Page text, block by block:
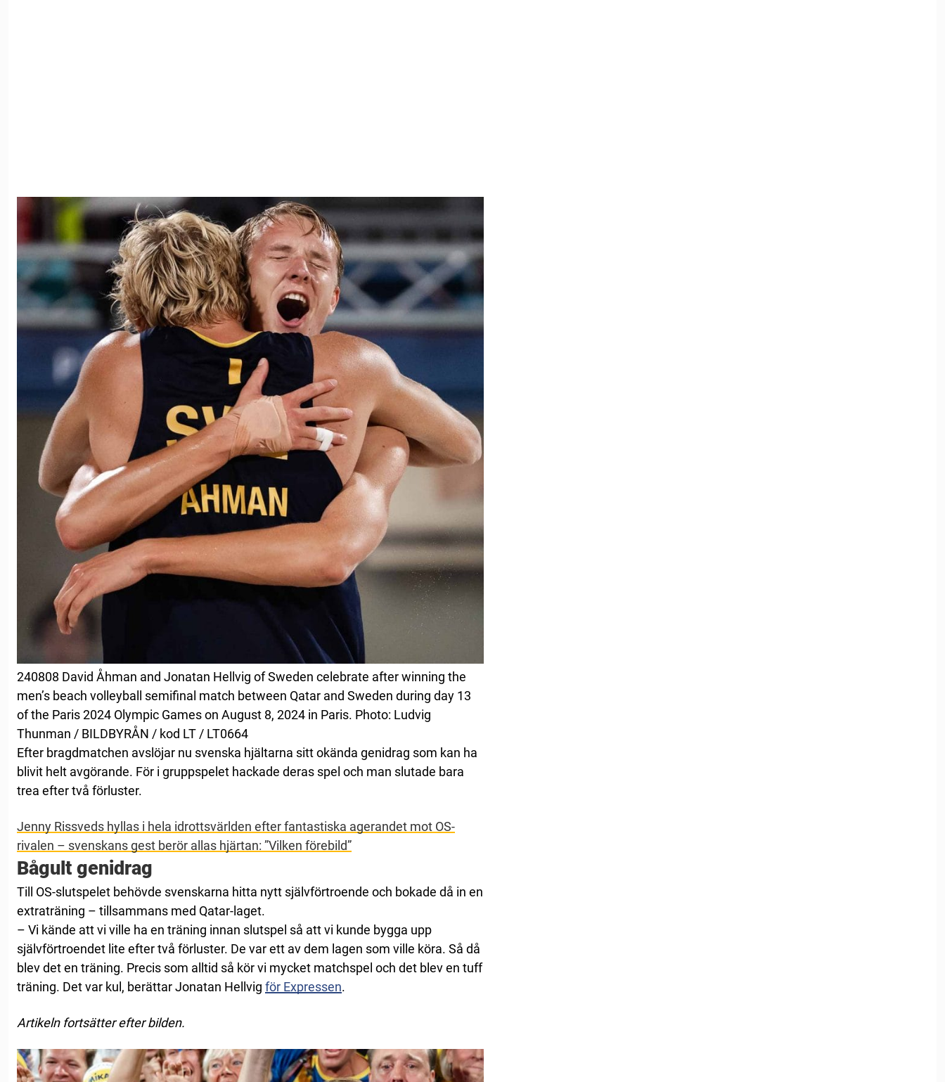
240808 David Åhman and Jonatan Hellvig of Sweden celebrate after winning the
men’s beach volleyball semifinal match between Qatar and Sweden during day 13
of the Paris 2024 Olympic Games on August 8, 2024 in Paris. Photo: Ludvig
Thunman / BILDBYRÅN / kod LT / LT0664
Efter bragdmatchen avslöjar nu svenska hjältarna sitt okända genidrag som kan ha
blivit helt avgörande. För i gruppspelet hackade deras spel och man slutade bara
trea efter två förluster.
Jenny Rissveds hyllas i hela idrottsvärlden efter fantastiska agerandet mot OS-
rivalen – svenskans gest berör allas hjärtan: ”Vilken förebild”
Bågult genidrag
Till OS-slutspelet behövde svenskarna hitta nytt självförtroende och bokade då in en
extraträning – tillsammans med Qatar-laget.
– Vi kände att vi ville ha en träning innan slutspel så att vi kunde bygga upp
självförtroendet lite efter två förluster. De var ett av dem lagen som ville köra. Så då
blev det en träning. Precis som alltid så kör vi mycket matchspel och det blev en tuff
träning. Det var kul, berättar Jonatan Hellvig för Expressen.
Artikeln fortsätter efter bilden.